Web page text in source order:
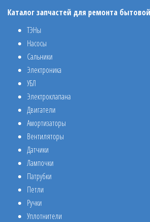
Каталог запчастей для ремонта
ТЭНы
Насосы
Сальники
Электроника
УБЛ
Электроклапана
Двигатели
Амортизаторы
Вентиляторы
Датчики
Лампочки
Патрубки
Петли
Ручки
Уплотнители